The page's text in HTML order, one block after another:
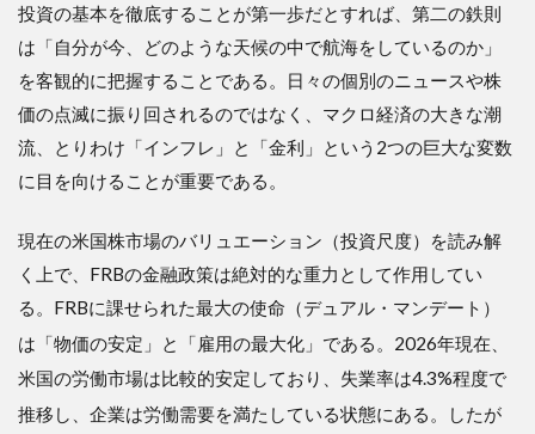
投資の基本を徹底することが第一歩だとすれば、第二の鉄則
は「自分が今、どのような天候の中で航海をしているのか」
を客観的に把握することである。日々の個別のニュースや株
価の点滅に振り回されるのではなく、マクロ経済の大きな潮
流、とりわけ「インフレ」と「金利」という2つの巨大な変数
に目を向けることが重要である。
現在の米国株市場のバリュエーション（投資尺度）を読み解
く上で、FRBの金融政策は絶対的な重力として作用してい
る。FRBに課せられた最大の使命（デュアル・マンデート）
は「物価の安定」と「雇用の最大化」である 。2026年現在、
米国の労働市場は比較的安定しており、失業率は4.3%程度で
推移し、企業は労働需要を満たしている状態にある 。したが